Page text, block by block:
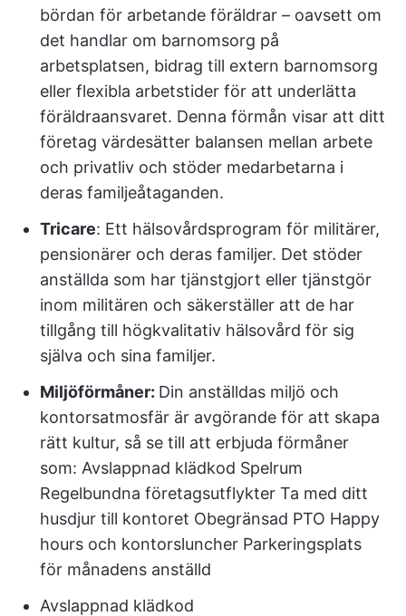
bördan för arbetande föräldrar – oavsett om
det handlar om barnomsorg på
arbetsplatsen, bidrag till extern barnomsorg
eller flexibla arbetstider för att underlätta
föräldraansvaret. Denna förmån visar att ditt
företag värdesätter balansen mellan arbete
och privatliv och stöder medarbetarna i
deras familjeåtaganden.
Tricare: Ett hälsovårdsprogram för militärer,
pensionärer och deras familjer. Det stöder
anställda som har tjänstgjort eller tjänstgör
inom militären och säkerställer att de har
tillgång till högkvalitativ hälsovård för sig
själva och sina familjer.
Miljöförmåner: Din anställdas miljö och
kontorsatmosfär är avgörande för att skapa
rätt kultur, så se till att erbjuda förmåner
som: Avslappnad klädkod Spelrum
Regelbundna företagsutflykter Ta med ditt
husdjur till kontoret Obegränsad PTO Happy
hours och kontorsluncher Parkeringsplats
för månadens anställd
Avslappnad klädkod